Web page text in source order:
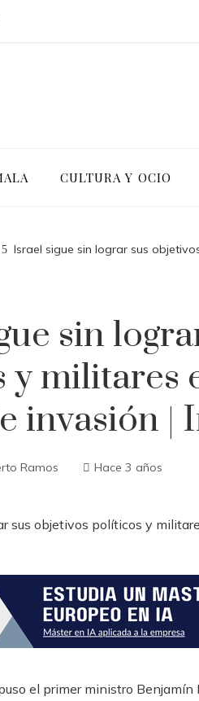
CULTURA Y OCIO
Israel sigue sin lograr sus
sin
militares
invasión |
Ramos Hace 3 años
el primer ministro Benjamín